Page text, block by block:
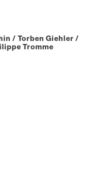
/ Torben Giehler /
Tromme